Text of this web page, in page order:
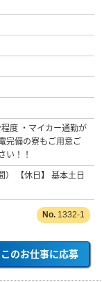
度 ・マイカー通勤が
完備の寮もご用意ご
い！！
【休日】 基本土日
1332-1
このお仕事に応募